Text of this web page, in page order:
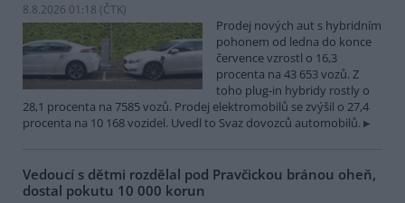
8.8.2026 01:18 (ČTK)
Prodej nových aut s hybridním
pohonem od ledna do konce
července vzrostl o 16,3
procenta na 43 653 vozů. Z
toho plug-in hybridy rostly o
28,1 procenta na 7585 vozů. Prodej elektromobilů se zvýšil o 27,4
procenta na 10 168 vozidel. Uvedl to Svaz dovozců automobilů.
Vedoucí s dětmi rozdělal pod Pravčickou bránou oheň,
dostal pokutu 10 000 korun